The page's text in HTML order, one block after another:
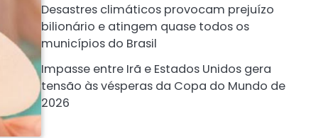
Desastres climáticos provocam prejuízo
bilionário e atingem quase todos os
municípios do Brasil
Impasse entre Irã e Estados Unidos gera
tensão às vésperas da Copa do Mundo de
2026